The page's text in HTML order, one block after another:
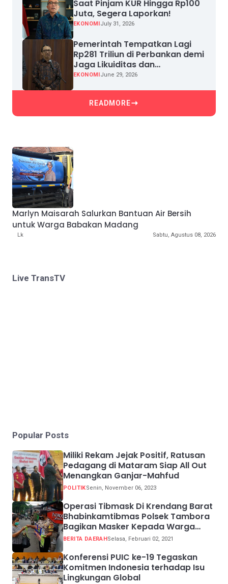
Saat Pinjam KUR Hingga Rp100
Juta, Segera Laporkan!
EKONOMIJuly 31, 2026
Pemerintah Tempatkan Lagi
Rp281 Triliun di Perbankan demi
Jaga Likuiditas dan
Pertumbuhan Kredit
EKONOMIJune 29, 2026
READMORE
Marlyn Maisarah Salurkan Bantuan Air Bersih
untuk Warga Babakan Madang
Lk Sabtu, Agustus 08, 2026
Live TransTV
Popular Posts
Miliki Rekam Jejak Positif, Ratusan
Pedagang di Mataram Siap All Out
Menangkan Ganjar-Mahfud
POLITIKSenin, November 06, 2023
Operasi Tibmask Di Krendang Barat
Bhabinkamtibmas Polsek Tambora
Bagikan Masker Kepada Warga
Pelanggar Prokes
BERITA DAERAHSelasa, Februari 02, 2021
Konferensi PUIC ke-19 Tegaskan
Komitmen Indonesia terhadap Isu
Lingkungan Global